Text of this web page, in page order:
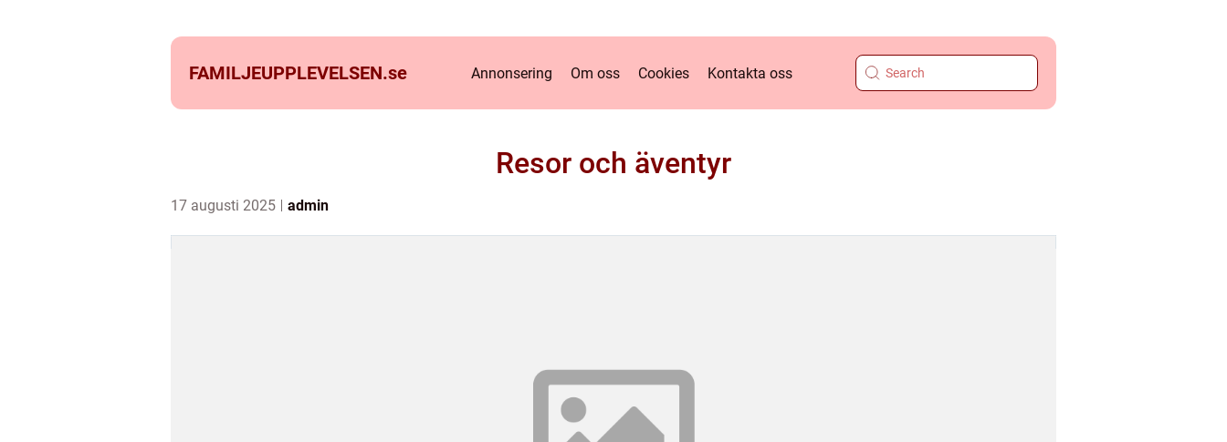
FAMILJEUPPLEVELSEN.se Annonsering Om oss Cookies Kontakta oss
Resor och äventyr
17 augusti 2025 admin